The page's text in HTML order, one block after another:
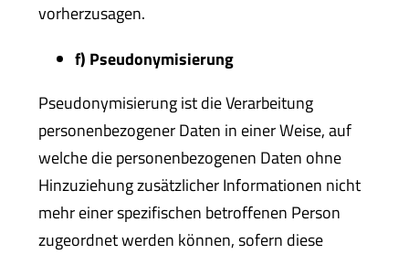
vorherzusagen.
f) Pseudonymisierung
Pseudonymisierung ist die Verarbeitung
personenbezogener Daten in einer Weise, auf
welche die personenbezogenen Daten ohne
Hinzuziehung zusätzlicher Informationen nicht
mehr einer spezifischen betroffenen Person
zugeordnet werden können, sofern diese